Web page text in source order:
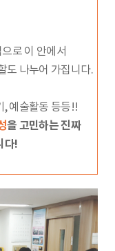
로 이 안에서
도 나누어 가집니다.
, 예술활동 등등!!
을 고민하는 진짜
다!